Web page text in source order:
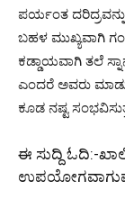
ಪರ್ಯಂತ
ಬಹಳ ಮುಖ್ಯವಾಗಿ
ಕಡ್ಡಾಯವಾಗಿ ತಲೆ
ಎಂದರೆ ಅವರು
ಕೂಡ ನಷ್ಟ
ಈ ಸುದ್ದಿ ಓದಿ:-